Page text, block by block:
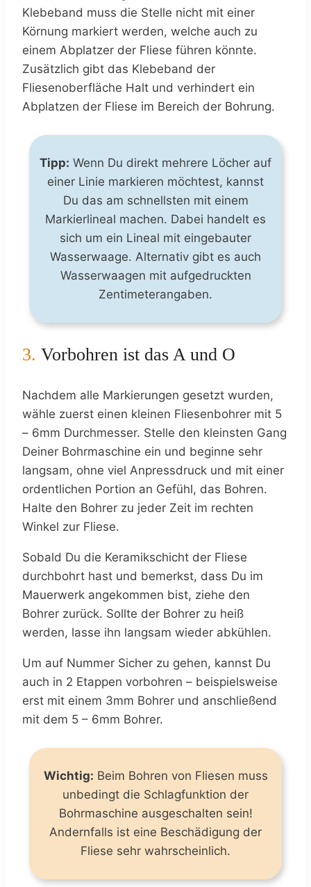
Klebeband muss die Stelle nicht mit einer
Körnung markiert werden, welche auch zu
einem Abplatzer der Fliese führen könnte.
Zusätzlich gibt das Klebeband der
Fliesenoberfläche Halt und verhindert ein
Abplatzen der Fliese im Bereich der Bohrung.
Tipp: Wenn Du direkt mehrere Löcher auf
einer Linie markieren möchtest, kannst
Du das am schnellsten mit einem
Markierlineal machen. Dabei handelt es
sich um ein Lineal mit eingebauter
Wasserwaage. Alternativ gibt es auch
Wasserwaagen mit aufgedruckten
Zentimeterangaben.
3. Vorbohren ist das A und O
Nachdem alle Markierungen gesetzt wurden,
wähle zuerst einen kleinen Fliesenbohrer mit 5
– 6mm Durchmesser. Stelle den kleinsten Gang
Deiner Bohrmaschine ein und beginne sehr
langsam, ohne viel Anpressdruck und mit einer
ordentlichen Portion an Gefühl, das Bohren.
Halte den Bohrer zu jeder Zeit im rechten
Winkel zur Fliese.
Sobald Du die Keramikschicht der Fliese
durchbohrt hast und bemerkst, dass Du im
Mauerwerk angekommen bist, ziehe den
Bohrer zurück. Sollte der Bohrer zu heiß
werden, lasse ihn langsam wieder abkühlen.
Um auf Nummer Sicher zu gehen, kannst Du
auch in 2 Etappen vorbohren – beispielsweise
erst mit einem 3mm Bohrer und anschließend
mit dem 5 – 6mm Bohrer.
Wichtig: Beim Bohren von Fliesen muss
unbedingt die Schlagfunktion der
Bohrmaschine ausgeschalten sein!
Andernfalls ist eine Beschädigung der
Fliese sehr wahrscheinlich.